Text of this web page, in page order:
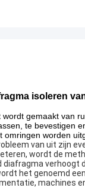
isoleren
gemaakt van
te bevestigen
worden
van uit zijn
wordt de
het genoemd
machines